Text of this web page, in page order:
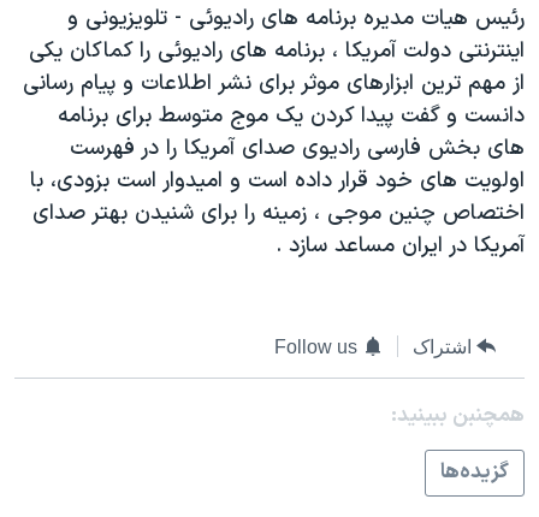
رئيس هيات مديره برنامه های راديوئی - تلويزيونی و
اينترنتی دولت آمريکا ، برنامه های راديوئی را کماکان يکی
از مهم ترين ابزارهای موثر برای نشر اطلاعات و پيام رسانی
دانست و گفت پيدا کردن يک موج متوسط برای برنامه
های بخش فارسی راديوی صدای آمريکا را در فهرست
اولويت های خود قرار داده است و اميدوار است بزودی، با
اختصاص چنين موجی ، زمينه را برای شنيدن بهتر صدای
آمريکا در ايران مساعد سازد .
اشتراک Follow us
همچنبن ببینید:
گزيده‌ها